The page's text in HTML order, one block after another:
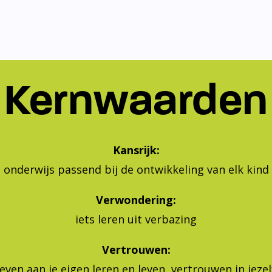
Kernwaarden
Kansrijk:
onderwijs passend bij de ontwikkeling van elk kind
Verwondering:
iets leren uit verbazing
Vertrouwen:
aan je eigen leren en leven, vertrouwen in